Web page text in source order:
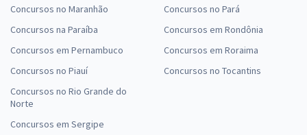
Concursos no Maranhão
Concursos na Paraíba
Concursos em Pernambuco
Concursos no Piauí
Concursos no Rio Grande do
Norte
Concursos em Sergipe
Concursos no Pará
Concursos em Rondônia
Concursos em Roraima
Concursos no Tocantins